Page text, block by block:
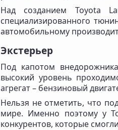
Над созданием Toyota
специализированного
автомобильному
Экстерьер
Под капотом
высокий уровень
агрегат – бензиновый
Нельзя не отметить, что
мире. Именно поэтому у
конкурентов, которые